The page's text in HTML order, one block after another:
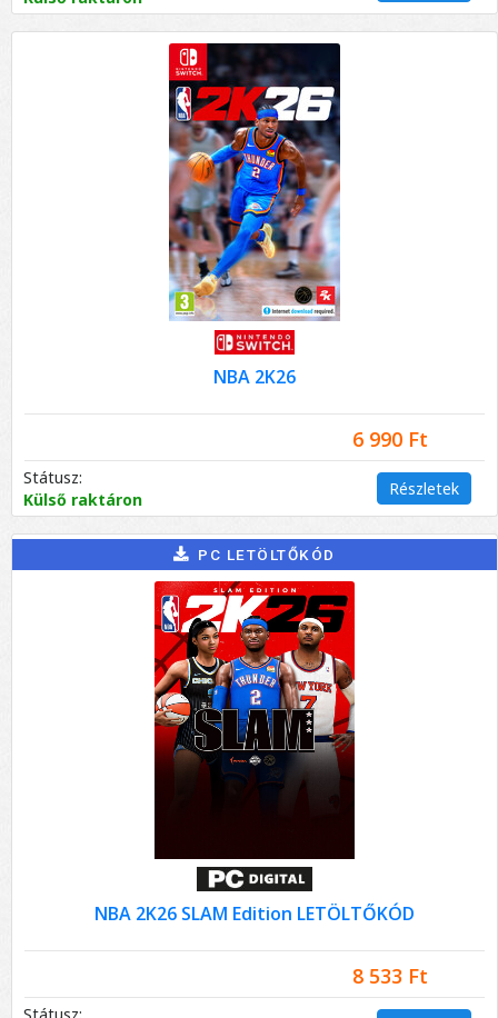
NBA 2K26
6 990 Ft
Státusz:
Külső raktáron
Részletek
PC LETÖLTŐKÓD
NBA 2K26 SLAM Edition LETÖLTŐKÓD
8 533 Ft